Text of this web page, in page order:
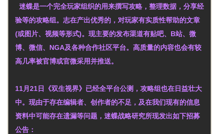
迷蝶是一个完全玩家组织的用来撰写攻略，整理数据，分享经
验等的攻略组。志在产出优秀的，对玩家有实质性帮助的文章
(或图片、视频等形式)。现主要的发布渠道有贴吧、B站、微
博、微信、NGA及各种合作社区平台。高质量的内容也会有较
高几率被官博或官微采用并推送。
11月21日《双生视界》已经全平台公测，攻略组也在日益壮大
中。现由于存在编辑者、创作者的不足，及在我们现有的信息
资料中可能存在遗漏等问题，迷蝶战略研究所现发出如下招募
公告：